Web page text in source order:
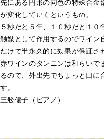
先にある円形の同色の特殊合金
が変化していくというもの。
５秒だと５年、１０秒だと１０
触媒として作用するのでワイン
だけで半永久的に効果が保証さ
赤ワインのタンニンは和らいで
るので、外出先でちょっと口に
す。
三舩優子（ピアノ）